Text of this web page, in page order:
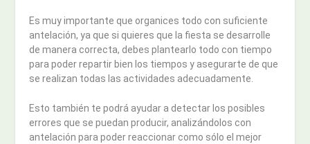
Es muy importante que organices todo con suficiente
antelación, ya que si quieres que la fiesta se desarrolle
de manera correcta, debes plantearlo todo con tiempo
para poder repartir bien los tiempos y asegurarte de que
se realizan todas las actividades adecuadamente.
Esto también te podrá ayudar a detectar los posibles
errores que se puedan producir, analizándolos con
antelación para poder reaccionar como sólo el mejor